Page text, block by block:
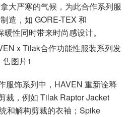
大严寒的气候，为此合作系列服
造，如 GORE-TEX 和
性同时带来时尚感设计。
服饰系列中，HAVEN 重新诠释
裁，例如 Tilak Raptor Jacket
和解构剪裁的衣袖；Spike